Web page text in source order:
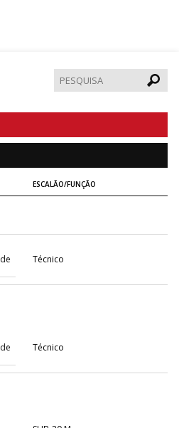
ESCALÃO/FUNÇÃO
Técnico
Técnico